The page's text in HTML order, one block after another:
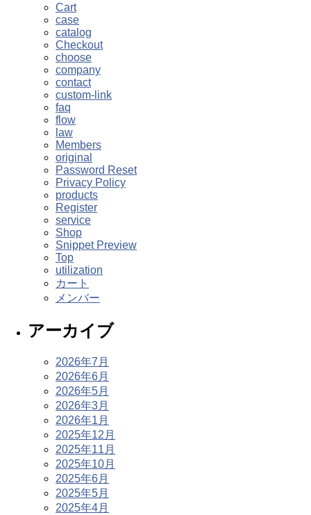
Cart
case
catalog
Checkout
choose
company
contact
custom-link
faq
flow
law
Members
original
Password Reset
Privacy Policy
products
Register
service
Shop
Snippet Preview
Top
utilization
カート
メンバー
アーカイブ
2026年7月
2026年6月
2026年5月
2026年3月
2026年1月
2025年12月
2025年11月
2025年10月
2025年6月
2025年5月
2025年4月